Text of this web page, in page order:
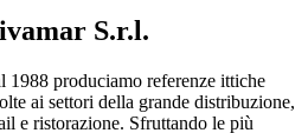
S.r.l.
1988 produciamo referenze ittiche
ai settori della grande distribuzione,
e ristorazione. Sfruttando le più